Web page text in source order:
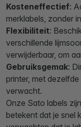
Kosteneffectief:
merklabels, zonder
Flexibiliteit:
verschillende
verwijderbaar, om
Gebruiksgemak:
printer, met
verwacht.
Onze Sato labels
betekent dat je snel